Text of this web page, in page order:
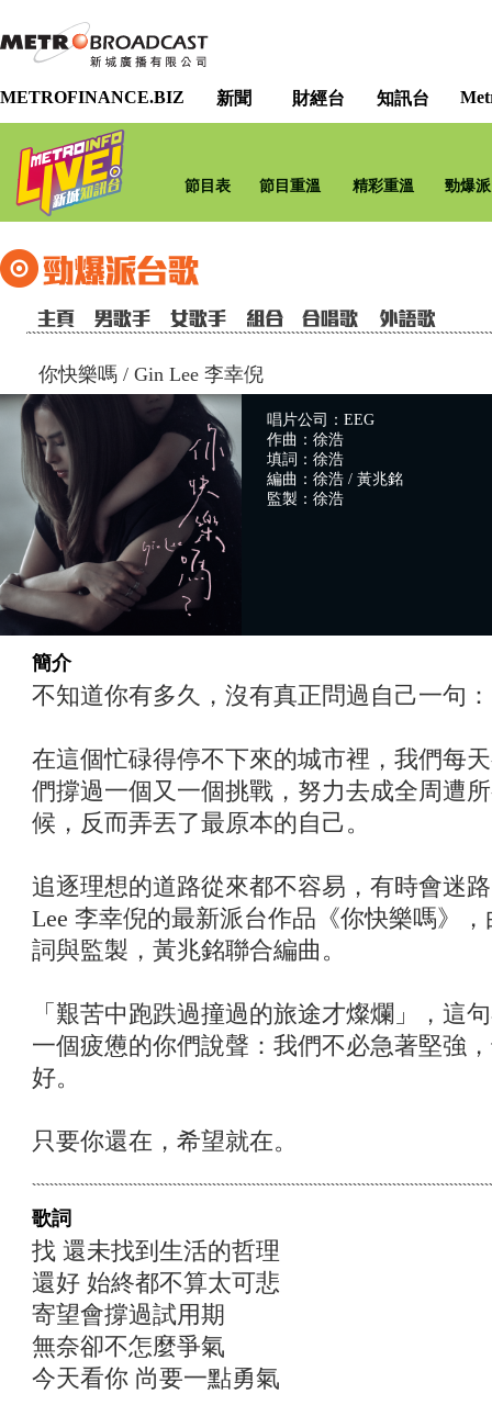
METROFINANCE.BIZ 新聞 財經台 知訊台
節目表 節目重溫 精彩重溫 勁爆
你快樂嗎 / Gin Lee 李幸倪
唱片公司：EEG
作曲：徐浩
填詞：徐浩
編曲：徐浩 / 黃兆銘
監製：徐浩
簡介
不知道你有多久，沒有真正問過自己一句
在這個忙碌得停不下來的城市裡，我們每
們撐過一個又一個挑戰，努力去成全周遭
候，反而弄丟了最原本的自己。
追逐理想的道路從來都不容易，有時會迷
Lee 李幸倪的最新派台作品《你快樂嗎》
詞與監製，黃兆銘聯合編曲。
「艱苦中跑跌過撞過的旅途才燦爛」，這
一個疲憊的你們說聲：我們不必急著堅強
好。
只要你還在，希望就在。
歌詞
找 還未找到生活的哲理
還好 始終都不算太可悲
寄望會撐過試用期
無奈卻不怎麼爭氣
今天看你 尚要一點勇氣